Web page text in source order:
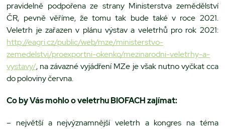
pravidelně podpořena ze strany Ministerstva zemědělství
ČR, pevně věříme, že tomu tak bude také v roce 2021.
Veletrh je zařazen v plánu výstav a veletrhů pro rok 2021:
http://eagri.cz/public/web/mze/ministerstvo-
zemedelstvi/proexportni-okenko/mezinarodni-veletrhy-a-
vystavy/, na závazné vyjádření MZe je však nutno vyčkat cca
do poloviny června.
Co by Vás mohlo o veletrhu BIOFACH zajímat:
– největší a nejvýznamnější veletrh a kongres na téma